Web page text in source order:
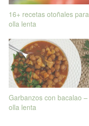
16+ recetas otoñales para
olla lenta
Garbanzos con bacalao –
olla lenta